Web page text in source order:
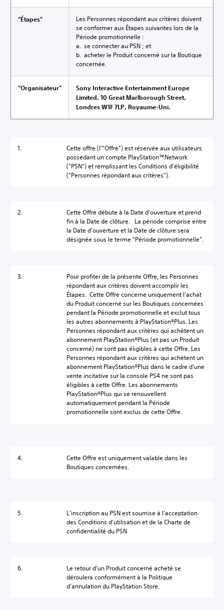
"Étapes"
Les Personnes répondant aux critères doivent
se conformer aux Étapes suivantes lors de la
Période promotionnelle :
a. se connecter au PSN ; et
b. acheter le Produit concerné sur la Boutique
concernée.
"Organisateur"
Sony Interactive Entertainment Europe
Limited, 10 Great Marlborough Street,
Londres W1F 7LP, Royaume-Uni.
1.
Cette offre (l'"Offre") est réservée aux utilisateurs
possédant un compte PlayStation™Network
("PSN") et remplissant les Conditions d'éligibilité
("Personnes répondant aux critères").
2.
Cette Offre débute à la Date d'ouverture et prend
fin à la Date de clôture. La période comprise entre
la Date d'ouverture et la Date de clôture sera
désignée sous le terme "Période promotionnelle".
3.
Pour profiter de la présente Offre, les Personnes
répondant aux critères doivent accomplir les
Étapes. Cette Offre concerne uniquement l'achat
du Produit concerné sur les Boutiques concernées
pendant la Période promotionnelle et exclut tous
les autres abonnements à PlayStation®Plus. Les
Personnes répondant aux critères qui achètent un
abonnement PlayStation®Plus (et pas un Produit
concerné) ne sont pas éligibles à cette Offre. Les
Personnes répondant aux critères qui achètent un
abonnement PlayStation®Plus dans le cadre d'une
vente incitative sur la console PS4 ne sont pas
éligibles à cette Offre. Les abonnements
PlayStation®Plus qui se renouvellent
automatiquement pendant la Période
promotionnelle sont exclus de cette Offre.
4.
Cette Offre est uniquement valable dans les
Boutiques concernées.
5.
L'inscription au PSN est soumise à l'acceptation
des Conditions d'utilisation et de la Charte de
confidentialité du PSN.
6.
Le retour d'un Produit concerné acheté se
déroulera conformément à la Politique
d'annulation du PlayStation Store.